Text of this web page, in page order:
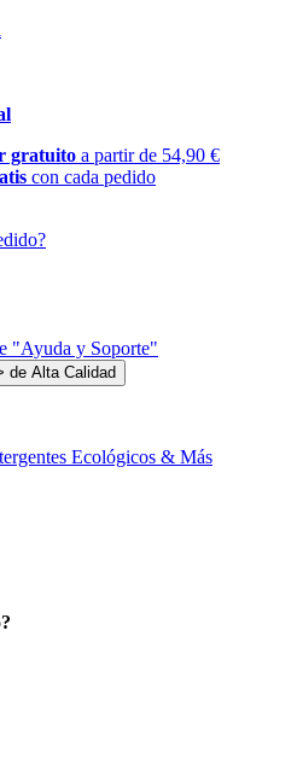
gratuito a partir de 54,90 €
con cada pedido
"Ayuda y Soporte"
Ecológicos & Más